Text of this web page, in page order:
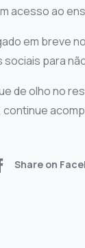
acesso ao
em breve
para
de olho no
continue
Share on